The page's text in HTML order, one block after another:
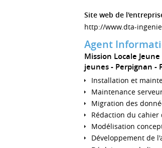
Site web de
http://www.dta-
Agent
Mission Locale Jeune
jeunes
Perpignan
Installation et
Maintenance
Migration des
Rédaction du
Modélisation
Développement de